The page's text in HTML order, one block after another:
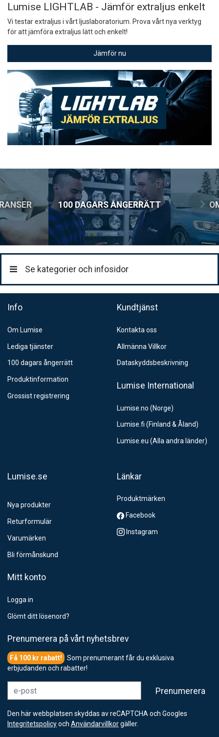
99:-
Postnord Parcel (till företag)
129:-
DHL Service Point
79:-
DHL Företagspaket / Hemleverans
199:-
Lumise LIGHTLAB - Jämför extraljus enkelt
Vi testar extraljus i vårt ljuslaboratorium. Prova vårt nya verktyg
för att jämföra extraljus lätt och enkelt!
Jämför nu
100 DAGARS ÅNGERRÄTT
Se kategorier och infosidor
Info
Om Lumise
Lediga tjänster
100 dagars ångerrätt
Produktinformation
Grossist registrering
Kundtjänst
Kontakta oss
Allmänna Villkor
Dataskyddsbeskrivning
Lumise International
Lumise.no (Norge)
Lumise.fi (Finland & Åland)
Lumise.eu (Alla andra länder)
Lumise.se
Nya produkter
Returformulär
Varumärken
Bli förmånskund
Länkar
Produktmärken
Facebook
Instagram
Mitt konto
Logga in
Glömt ditt lösenord?
Prenumerera på vårt nyhetsbrev
Som prenumerant får du exklusiva
erbjudanden och rabatter!
Prenumerera
Den här webbplatsen skyddas av reCAPTCHA och Googles
Integritetspolicyoch Användarvillkorgäller.